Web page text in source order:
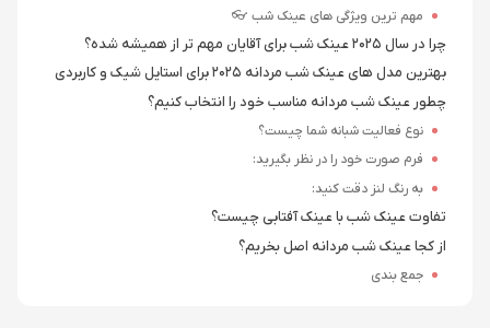
مهم ترین ویژگی های عینک شب 👓
چرا در سال 2025 عینک شب برای آقایان مهم تر از همیشه شده؟
بهترین مدل های عینک شب مردانه 2025 برای استایل شیک و کاربردی
چطور عینک شب مردانه مناسب خود را انتخاب کنیم؟
نوع فعالیت شبانه شما چیست؟
فرم صورت خود را در نظر بگیرید:
به رنگ لنز دقت کنید:
تفاوت عینک شب با عینک آفتابی چیست؟
از کجا عینک شب مردانه اصل بخریم؟
جمع بندی